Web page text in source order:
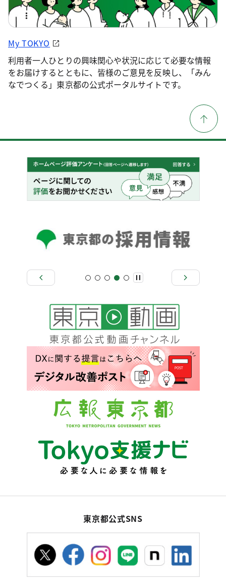
My TOKYO
利用者一人ひとりの興味関心や状況に応じて必要な情報
をお届けするとともに、皆様のご意見を反映し、「みん
なでつくる」東京都の公式ポータルサイトです。
東京都公式SNS